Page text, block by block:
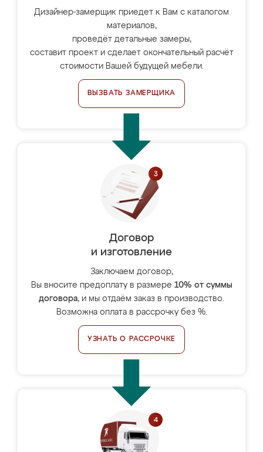
Дизайнер-замерщик приедет к Вам с каталогом
материалов,
проведёт детальные замеры,
составит проект и сделает окончательный расчёт
стоимости Вашей будущей мебели.
ВЫЗВАТЬ ЗАМЕРЩИКА
Договор
и изготовление
Заключаем договор,
Вы вносите предоплату в размере 10% от суммы
договора, и мы отдаём заказ в производство.
Возможна оплата в рассрочку без %.
УЗНАТЬ О РАССРОЧКЕ